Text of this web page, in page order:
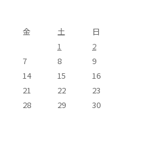
金 土
日
1
2
7 8
9
14 15
16
21 22
23
28 29
30